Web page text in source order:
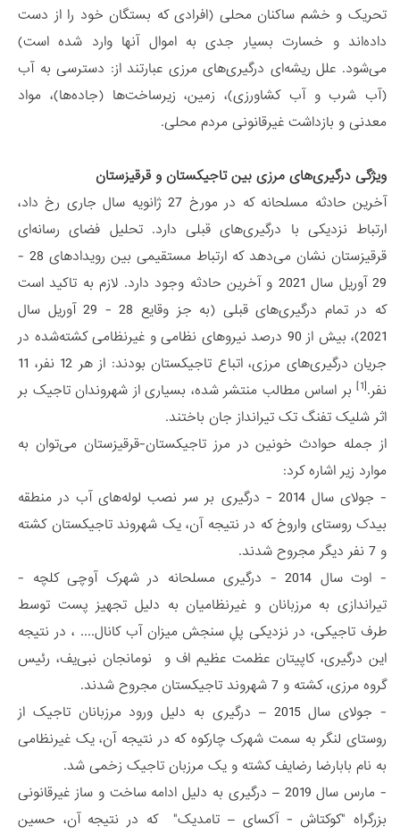
تحریک و خشم ساکنان محلی (افرادی که بستگان خود را از دست
داده‌اند و خسارت بسیار جدی به اموال آنها وارد شده است)
می‌شود. علل ریشه‌ای درگیری‌های مرزی عبارتند از: دسترسی به آب
(آب شرب و آب کشاورزی)، زمین، زیرساخت‌ها (جاده‌ها)، مواد
معدنی و بازداشت غیرقانونی مردم محلی.
ویژگی درگیری‌های مرزی بین تاجیکستان و قرقیزستان
آخرین حادثه مسلحانه که در مورخ 27 ژانویه سال جاری رخ داد،
ارتباط نزدیکی با درگیری‌های قبلی دارد. تحلیل فضای رسانه‌ای
قرقیزستان نشان می‌دهد که ارتباط مستقیمی بین رویدادهای 28 -
29 آوریل سال 2021 و آخرین حادثه وجود دارد. لازم به تاکید است
که در تمام درگیری‌های قبلی (به جز وقایع 28 - 29 آوریل سال
2021)، بیش از 90 درصد نیروهای نظامی و غیرنظامی کشته‌شده در
جریان درگیری‌های مرزی، اتباع تاجیکستان بودند: از هر 12 نفر، 11
نفر.[1]
بر اساس مطالب منتشر شده، بسیاری از شهروندان تاجیک بر
اثر شلیک تفنگ تک تیرانداز جان باختند.
از جمله حوادث خونین در مرز تاجیکستان-قرقیزستان می‌توان به
موارد زیر اشاره کرد:
- جولای سال 2014 - درگیری بر سر نصب لوله‌های آب در منطقه
بیدک روستای واروخ که در نتیجه آن، یک شهروند تاجیکستان کشته
و 7 نفر دیگر مجروح شدند.
- اوت سال 2014 - درگیری مسلحانه در شهرک آوچی کلچه -
تیراندازی به مرزبانان و غیرنظامیان به دلیل تجهیز پست توسط
طرف تاجیکی، در نزدیکی پلِ سنجش میزان آب کانال.... ، در نتیجه
این درگیری، کاپیتان عظمت عظیم اف و نومانجان نبی‌یف، رئیس
گروه مرزی، کشته و 7 شهروند تاجیکستان مجروح شدند.
- جولای سال 2015 – درگیری به دلیل ورود مرزبانان تاجیک از
روستای لنگر به سمت شهرک چارکوه که در نتیجه آن، یک غیرنظامی
به نام بابارضا رضایف کشته و یک مرزبان تاجیک زخمی شد.
- مارس سال 2019 – درگیری به دلیل ادامه ساخت و ساز غیرقانونی
بزرگراه "کوکتاش - آکسای – تامدیک" که در نتیجه آن، حسین